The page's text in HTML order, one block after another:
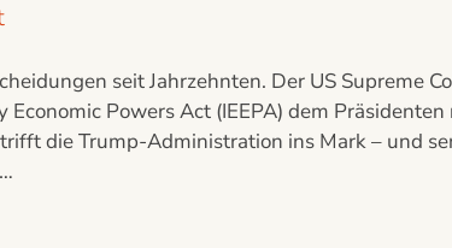
seit Jahrzehnten. Der US Supreme
Powers Act (IEEPA) dem
die Trump-Administration ins Mark – und